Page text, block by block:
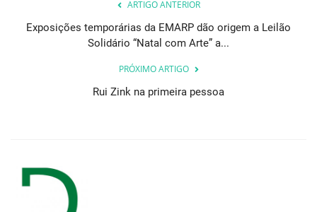
ARTIGO ANTERIOR
Exposições temporárias da EMARP dão origem a Leilão
Solidário “Natal com Arte” a...
PRÓXIMO ARTIGO
Rui Zink na primeira pessoa